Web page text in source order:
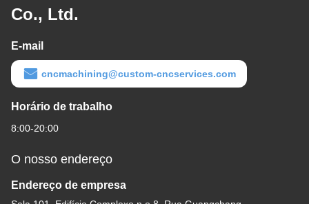
Co., Ltd.
E-mail
cncmachining@custom-cncservices.com
Horário de trabalho
8:00-20:00
O nosso endereço
Endereço de empresa